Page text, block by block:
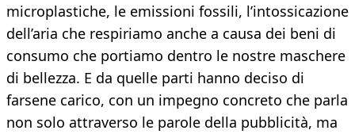
microplastiche, le emissioni fossili, l’intossicazione
dell’aria che respiriamo anche a causa dei beni di
consumo che portiamo dentro le nostre maschere
di bellezza. E da quelle parti hanno deciso di
farsene carico, con un impegno concreto che parla
non solo attraverso le parole della pubblicità, ma